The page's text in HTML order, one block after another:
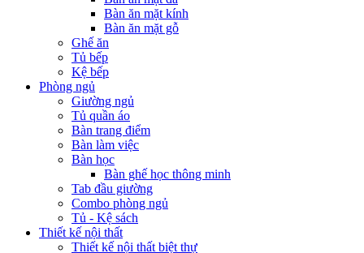
Bàn ăn mặt kính
Bàn ăn mặt gỗ
Ghế ăn
Tủ bếp
Kệ bếp
Phòng ngủ
Giường ngủ
Tủ quần áo
Bàn trang điểm
Bàn làm việc
Bàn học
Bàn ghế học thông minh
Tab đầu giường
Combo phòng ngủ
Tủ - Kệ sách
Thiết kế nội thất
Thiết kế nội thất biệt thự